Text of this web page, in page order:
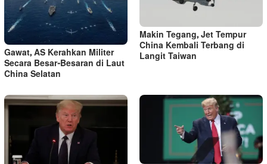
Gawat, AS Kerahkan Militer
Secara Besar-Besaran di Laut
China Selatan
Makin Tegang, Jet Tempur
China Kembali Terbang di
Langit Taiwan